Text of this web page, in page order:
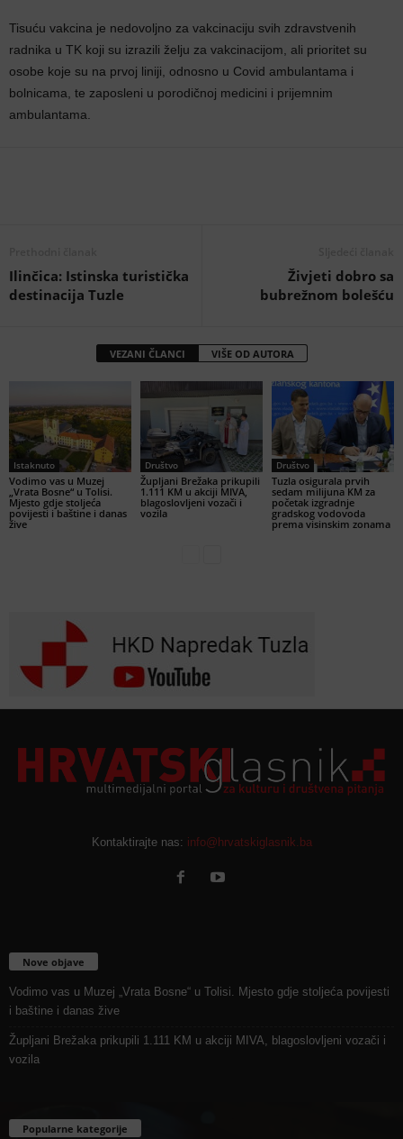
Tisuću vakcina je nedovoljno za vakcinaciju svih zdravstvenih
radnika u TK koji su izrazili želju za vakcinacijom, ali prioritet su
osobe koje su na prvoj liniji, odnosno u Covid ambulantama i
bolnicama, te zaposleni u porodičnoj medicini i prijemnim
ambulantama.
Ilinčica: Istinska turistička
destinacija Tuzle
Živjeti dobro sa
bubrežnom bolešću
VEZANI ČLANCI VIŠE OD AUTORA
Istaknuto
Vodimo vas u Muzej
„Vrata Bosne“ u Tolisi.
Mjesto gdje stoljeća
povijesti i baštine i danas
žive
Društvo
Župljani Brežaka prikupili
1.111 KM u akciji MIVA,
blagoslovljeni vozači i
vozila
Društvo
Tuzla osigurala prvih
sedam milijuna KM za
početak izgradnje
gradskog vodovoda
prema visinskim zonama
Kontaktirajte nas: info@hrvatskiglasnik.ba
Nove objave
Vodimo vas u Muzej „Vrata Bosne“ u Tolisi. Mjesto gdje stoljeća povijesti
i baštine i danas žive
Župljani Brežaka prikupili 1.111 KM u akciji MIVA, blagoslovljeni vozači i
vozila
Popularne kategorije